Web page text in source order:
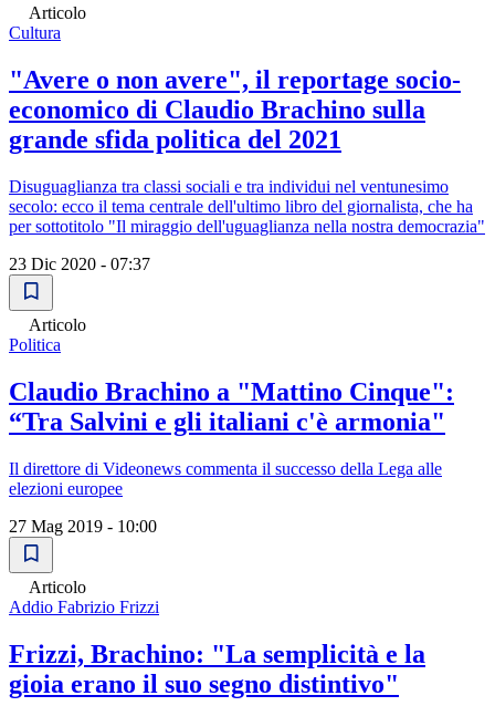
Articolo
Cultura
"Avere o non avere", il reportage socio-
economico di Claudio Brachino sulla
grande sfida politica del 2021
Disuguaglianza tra classi sociali e tra individui nel ventunesimo
secolo: ecco il tema centrale dell'ultimo libro del giornalista, che ha
per sottotitolo "Il miraggio dell'uguaglianza nella nostra democrazia"
23 Dic 2020 - 07:37
Articolo
Politica
Claudio Brachino a "Mattino Cinque":
“Tra Salvini e gli italiani c'è armonia"
Il direttore di Videonews commenta il successo della Lega alle
elezioni europee
27 Mag 2019 - 10:00
Articolo
Addio Fabrizio Frizzi
Frizzi, Brachino: "La semplicità e la
gioia erano il suo segno distintivo"